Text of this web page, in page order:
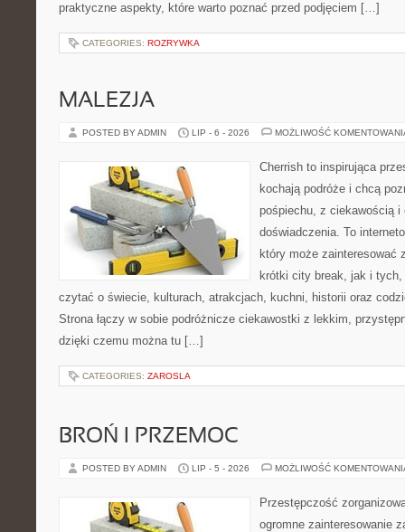
praktyczne aspekty, które warto poznać przed podjęciem […]
CATEGORIES: ROZRYWKA
MALEZJA
POSTED BY ADMIN LIP - 6 - 2026 MOŻLIWOŚĆ
Cherrish to inspirująca
kochają podróże i chcą
pośpiechu, z ciekawością i
doświadczenia. To
który może zainteresować
krótki city break, jak i
czytać o świecie, kulturach, atrakcjach, kuchni, historii oraz
Strona łączy w sobie podróżnicze ciekawostki z lekkim,
dzięki czemu można tu […]
CATEGORIES: ZAROSLA
BROŃ I PRZEMOC
POSTED BY ADMIN LIP - 5 - 2026 MOŻLIWOŚĆ
Przestępczość
ogromne zainteresowanie